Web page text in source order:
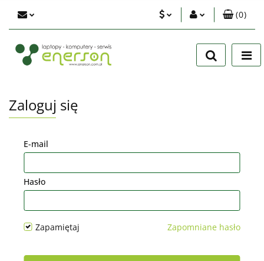
Zaloguj się
Zarejestruj się
(0)
Zaloguj się
E-mail
Hasło
Zapamiętaj Zapomniane hasło